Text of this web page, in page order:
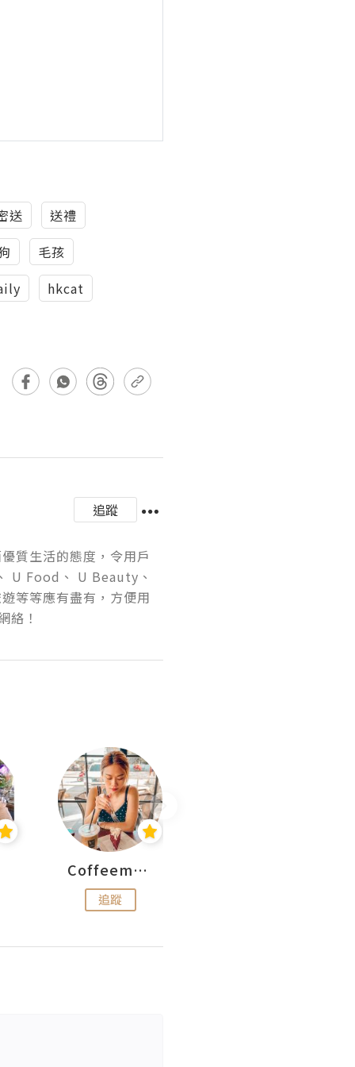
送
送禮
毛孩
hkcat
追蹤
質生活的態度，令用戶
U Food、 U Beauty、
等等應有盡有，方便用
絡！
Coffeemeetjojo
追蹤